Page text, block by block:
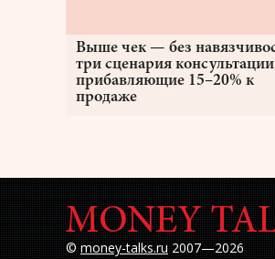
Выше чек — без
три сценария
прибавляющие 15–20% к
продаже
©money-talks.ru2007—2026